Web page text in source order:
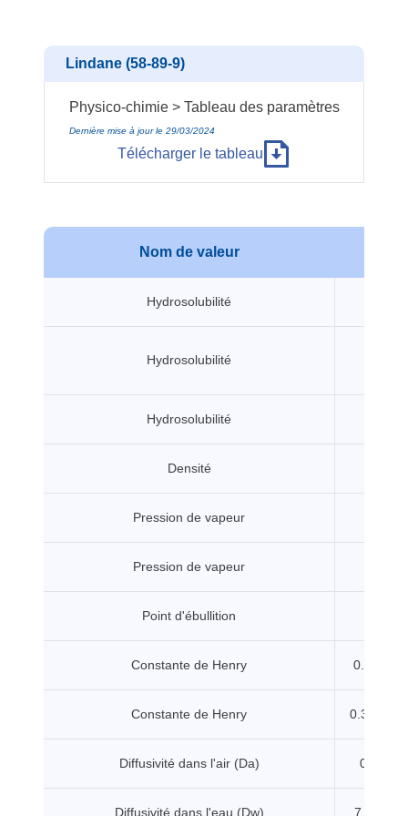
Lindane (58-89-9)
Physico-chimie > Tableau des paramètres
Dernière mise à jour le 29/03/2024
Télécharger le tableau
Nom de valeur
Hydrosolubilité
Hydrosolubilité
Hydrosolubilité
Densité
Pression de vapeur
Pression de vapeur
Point d'ébullition
Constante de Henry 0.15
Constante de Henry 0.355
Diffusivité dans l'air (Da) 0.0142
Diffusivité dans l'eau (Dw) 7.34e-